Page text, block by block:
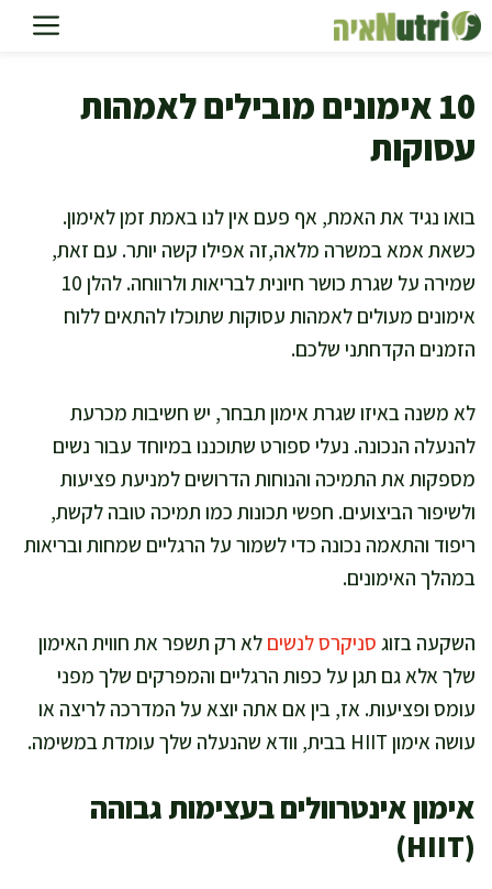
לדלג
לתוכן
10 אימונים מובילים לאמהות
עסוקות
בואו נגיד את האמת, אף פעם אין לנו באמת זמן לאימון.
כשאת אמא במשרה מלאה,זה אפילו קשה יותר. עם זאת,
שמירה על שגרת כושר חיונית לבריאות ולרווחה. להלן 10
אימונים מעולים לאמהות עסוקות שתוכלו להתאים ללוח
הזמנים הקדחתני שלכם.
לא משנה באיזו שגרת אימון תבחר, יש חשיבות מכרעת
להנעלה הנכונה. נעלי ספורט שתוכננו במיוחד עבור נשים
מספקות את התמיכה והנוחות הדרושים למניעת פציעות
ולשיפור הביצועים. חפשי תכונות כמו תמיכה טובה לקשת,
ריפוד והתאמה נכונה כדי לשמור על הרגליים שמחות ובריאות
במהלך האימונים.
השקעה בזוג סניקרס לנשים לא רק תשפר את חווית האימון
שלך אלא גם תגן על כפות הרגליים והמפרקים שלך מפני
עומס ופציעות. אז, בין אם אתה יוצא על המדרכה לריצה או
עושה אימון HIIT בבית, וודא שהנעלה שלך עומדת במשימה.
אימון אינטרוולים בעצימות גבוהה
(HIIT)